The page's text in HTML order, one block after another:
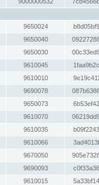
9650024
9650040
9650030
9610045
9610010
9690078
9650073
9610070
9610035
9610066
9670050
9690093
9610015